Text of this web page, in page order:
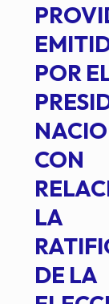
POR
CON
LA
DE LA